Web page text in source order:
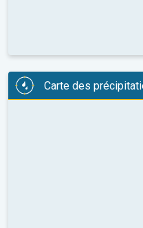
Carte des